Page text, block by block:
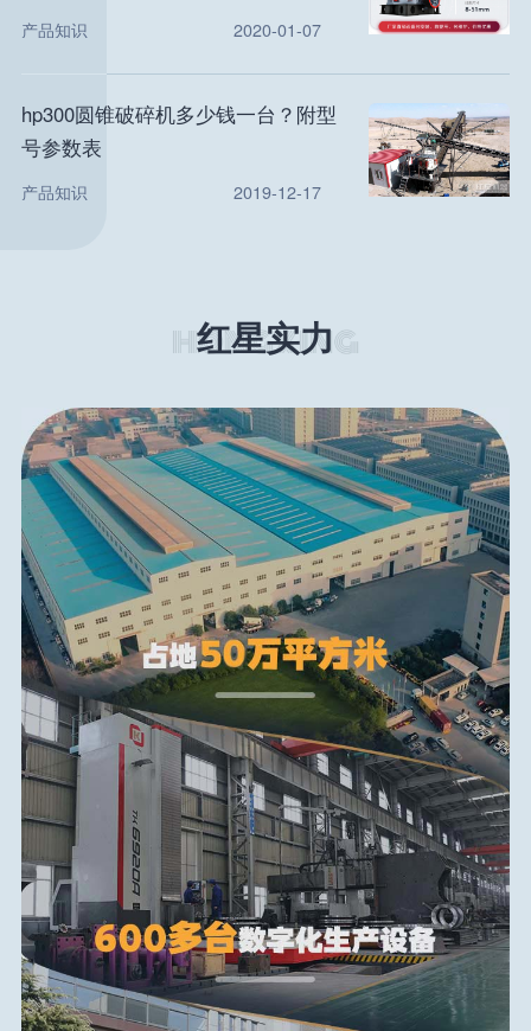
产品知识 2020-01-07
hp300圆锥破碎机多少钱一台？附型
号参数表
产品知识 2019-12-17
红星实力